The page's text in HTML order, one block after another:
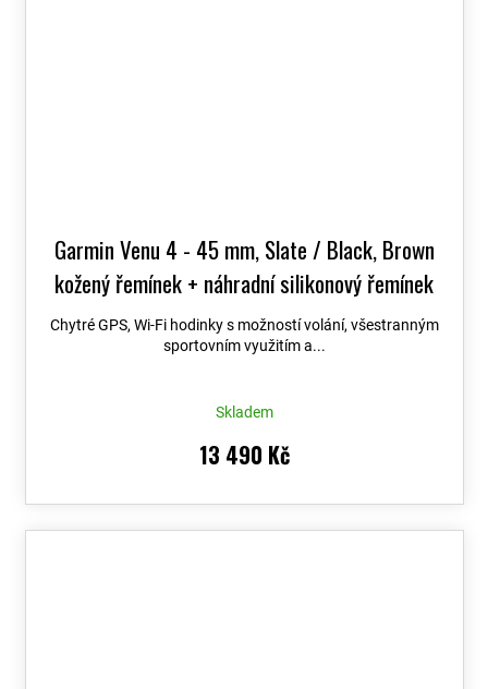
Garmin Venu 4 - 45 mm, Slate / Black, Brown
kožený řemínek + náhradní silikonový řemínek
010-03014-03
Chytré GPS, Wi-Fi hodinky s možností volání, všestranným
sportovním využitím a...
Skladem
13 490 Kč